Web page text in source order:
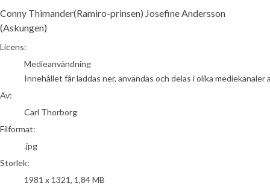
Conny Thimander(Ramiro-prinsen) Josefine Andersson
(Askungen)
Carl Thorborg
Licens:
Medieanvändning
Innehållet får laddas ner, användas och delas i olika
Av:
Carl Thorborg
Filformat:
.jpg
Storlek:
1981 x 1321, 1,84 MB